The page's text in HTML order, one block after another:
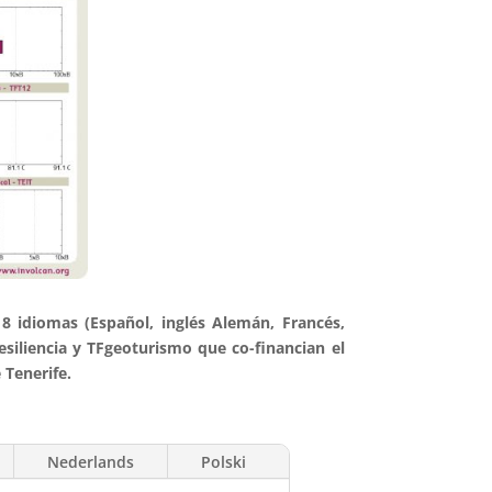
idiomas (Español, inglés Alemán, Francés,
y TFgeoturismo que co-financian el
Nederlands Polski